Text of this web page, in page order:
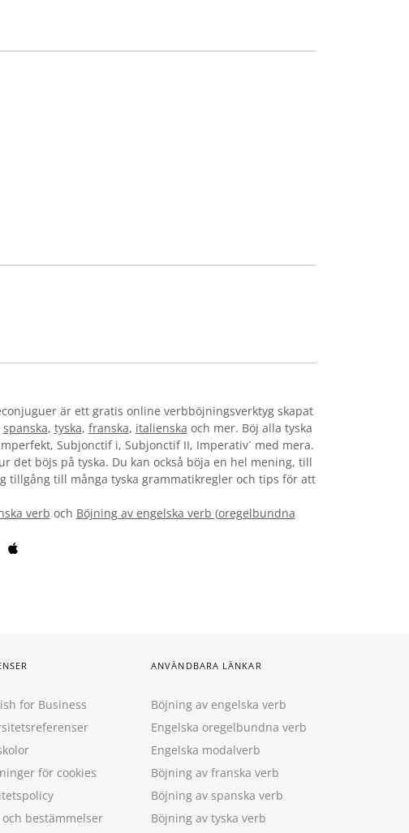
är ett gratis online verbböjningsverktyg skapat
spanska, tyska, franska, italienska och mer. Böj alla tyska
Subjonctif i, Subjonctif II, Imperativ´ med mera.
det böjs på tyska. Du kan också böja en hel mening, till
tillgång till många tyska grammatikregler och tips för att
verb och Böjning av engelska verb (oregelbundna
for Business
för cookies
bestämmelser
ANVÄNDBARA LÄNKAR
Böjning av engelska verb
Engelska oregelbundna verb
Engelska modalverb
Böjning av franska verb
Böjning av spanska verb
Böjning av tyska verb